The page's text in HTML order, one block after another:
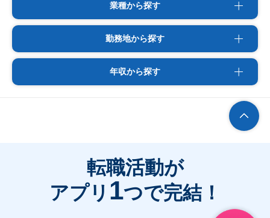
業種から探す
勤務地から探す
年収から探す
転職活動が
アプリ 1つで完結！